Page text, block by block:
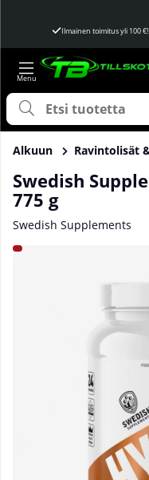
Ilmainen toimitus yli 100 €!
Alkuun Ravintolisät
Swedish
775 g
Swedish Supplements
Tuotekuvat Swedish